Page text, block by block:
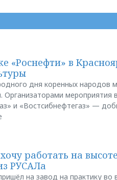
«Роснефти» в
дня коренных народов
Организаторами мероприятия
и «Востсибнефтегаз» —
работать на
РУСАЛа
на завод на практику во